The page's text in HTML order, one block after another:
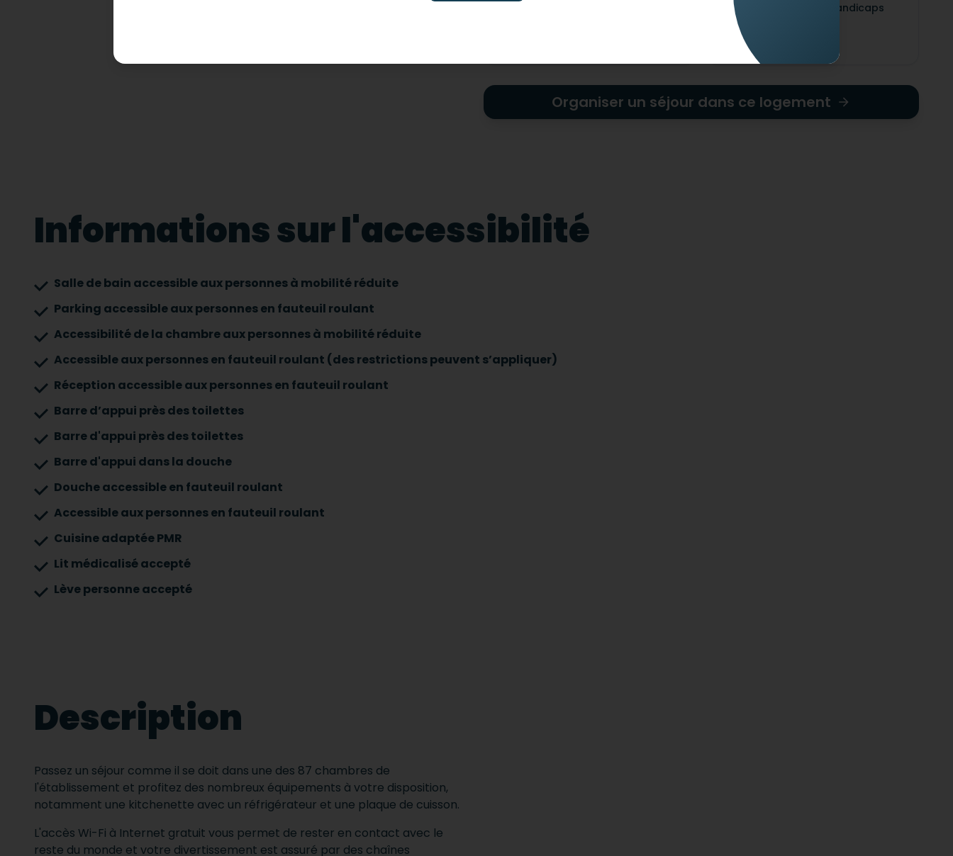
Adapté pour les handicaps
Organiser un séjour dans ce logement
Informations sur l'accessibilité
Salle de bain accessible aux personnes à mobilité réduite
Parking accessible aux personnes en fauteuil roulant
Accessibilité de la chambre aux personnes à mobilité réduite
Accessible aux personnes en fauteuil roulant (des restrictions peuvent s’appliquer)
Réception accessible aux personnes en fauteuil roulant
Barre d’appui près des toilettes
Barre d'appui près des toilettes
Barre d'appui dans la douche
Douche accessible en fauteuil roulant
Accessible aux personnes en fauteuil roulant
Cuisine adaptée PMR
Lit médicalisé accepté
Lève personne accepté
Description
Passez un séjour comme il se doit dans une des 87 chambres de
l'établissement et profitez des nombreux équipements à votre disposition,
notamment une kitchenette avec un réfrigérateur et une plaque de cuisson.
L'accès Wi-Fi à Internet gratuit vous permet de rester en contact avec le
reste du monde et votre divertissement est assuré par des chaînes